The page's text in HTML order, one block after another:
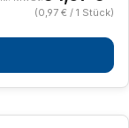
(0,97 € / 1 Stück)